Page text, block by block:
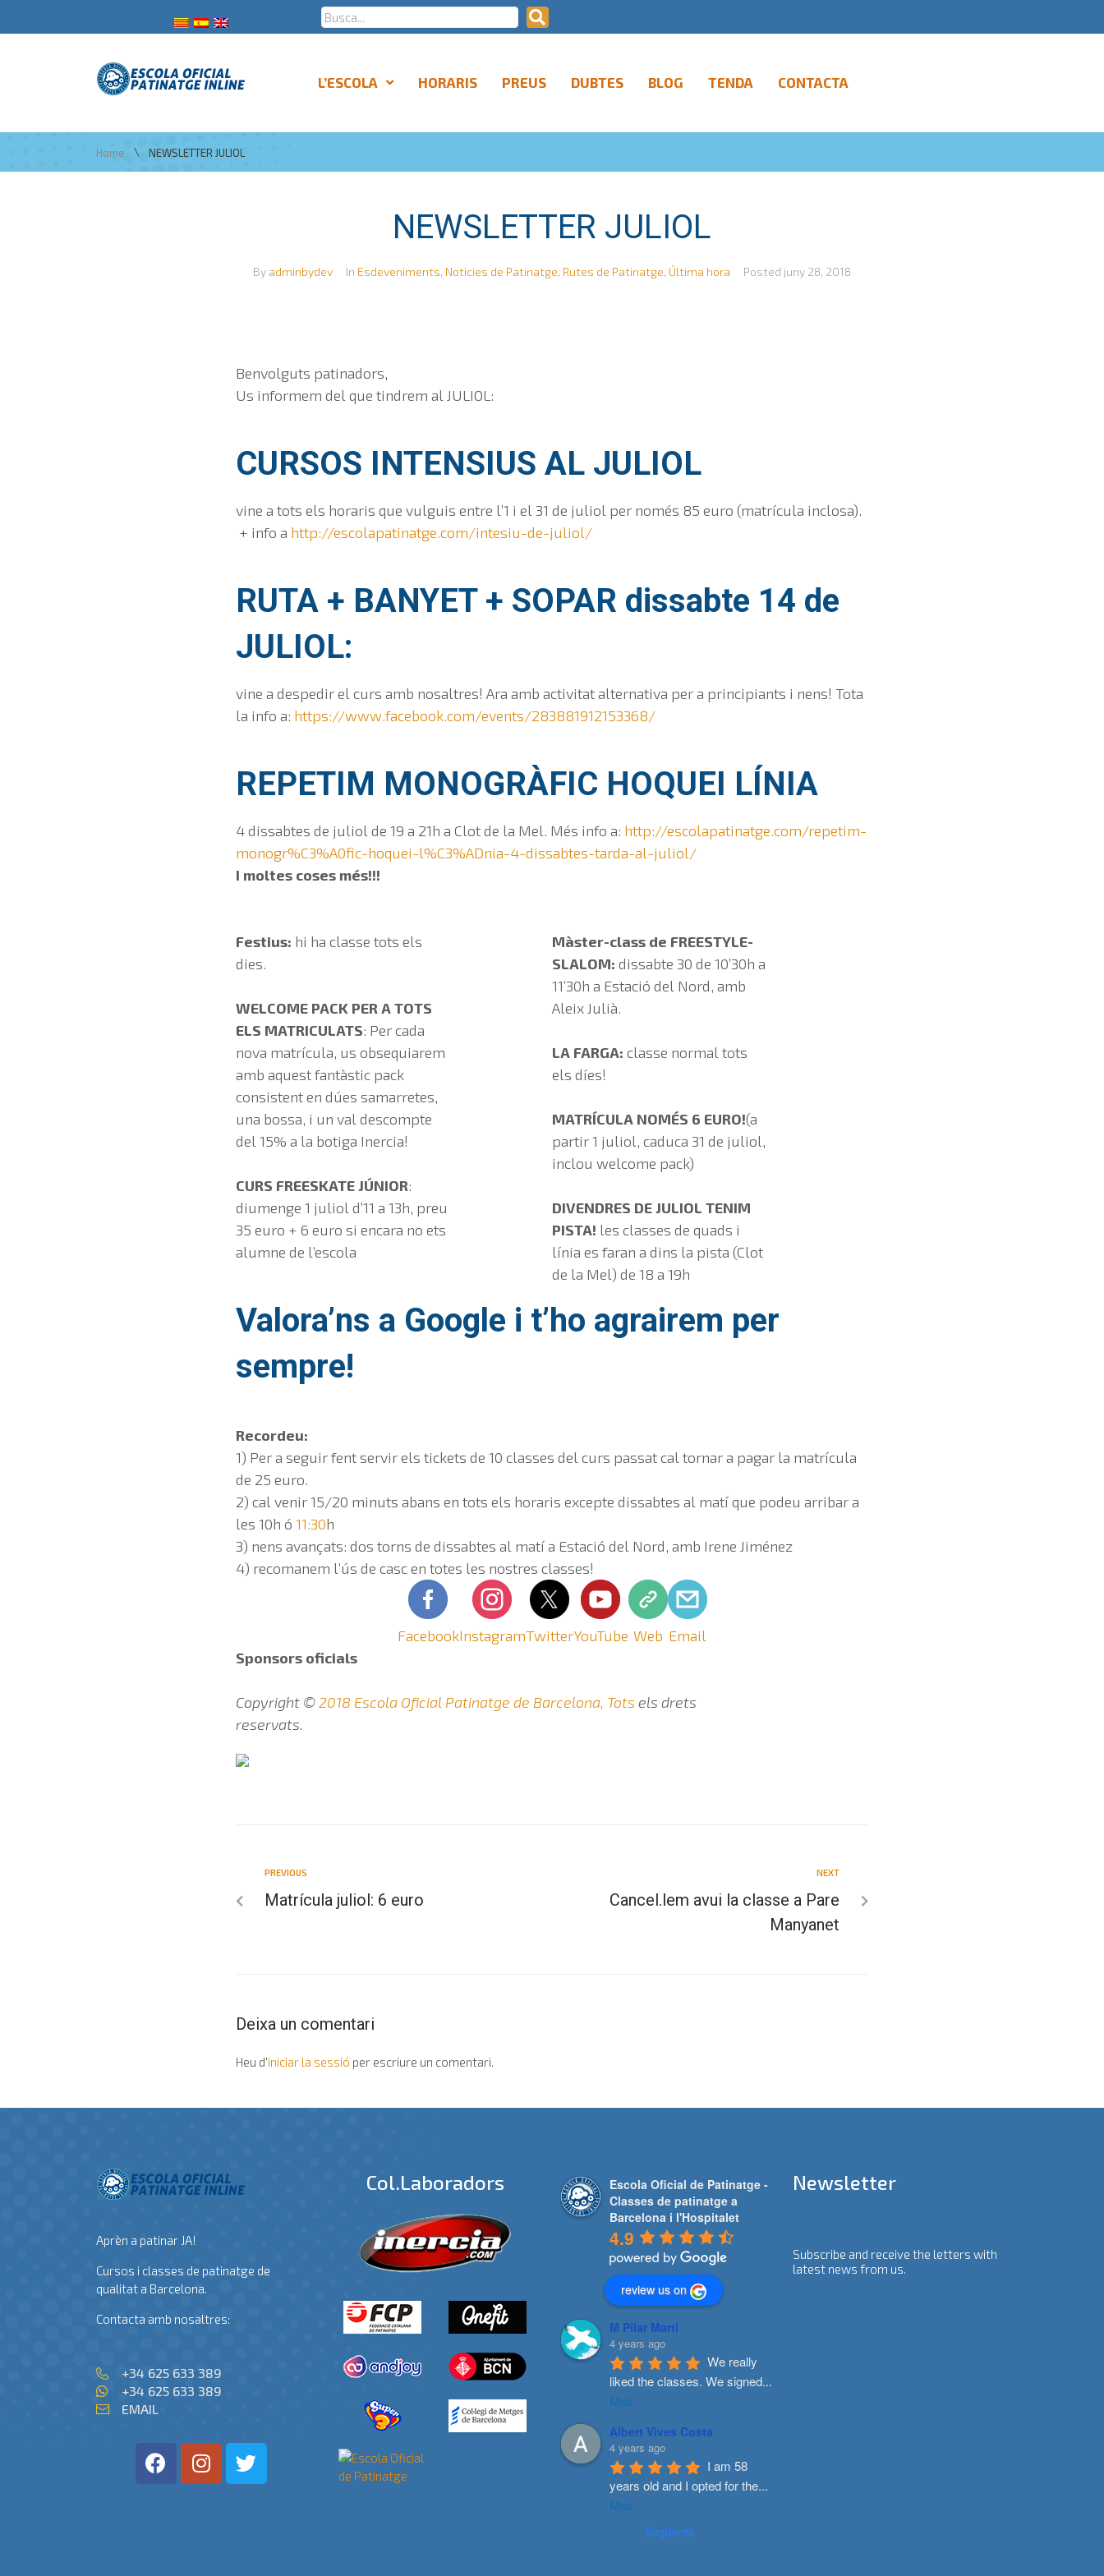
L’ESCOLA HORARIS PREUS DUBTES BLOG TENDA CONTACTA
Home \ NEWSLETTER JULIOL
NEWSLETTER JULIOL
By adminbydev In Esdeveniments, Noticies de Patinatge, Rutes de Patinatge, Última hora Posted juny 28, 2018
Benvolguts patinadors,
Us informem del que tindrem al JULIOL:
CURSOS INTENSIUS AL JULIOL
vine a tots els horaris que vulguis entre l’1 i el 31 de juliol per només 85 euro (matrícula inclosa).
+ info a http://escolapatinatge.com/intesiu-de-juliol/
RUTA + BANYET + SOPAR dissabte 14 de
JULIOL:
vine a despedir el curs amb nosaltres! Ara amb activitat alternativa per a principiants i nens! Tota
la info a: https://www.facebook.com/events/283881912153368/
REPETIM MONOGRÀFIC HOQUEI LÍNIA
4 dissabtes de juliol de 19 a 21h a Clot de la Mel. Més info a: http://escolapatinatge.com/repetim-
monogr%C3%A0fic-hoquei-l%C3%ADnia-4-dissabtes-tarda-al-juliol/
I moltes coses més!!!
Festius: hi ha classe tots els
dies.
WELCOME PACK PER A TOTS
ELS MATRICULATS: Per cada
nova matrícula, us obsequiarem
amb aquest fantàstic pack
consistent en dúes samarretes,
una bossa, i un val descompte
del 15% a la botiga Inercia!
CURS FREESKATE JÚNIOR:
diumenge 1 juliol d’11 a 13h, preu
35 euro + 6 euro si encara no ets
alumne de l’escola
Màster-class de FREESTYLE-
SLALOM: dissabte 30 de 10’30h a
11’30h a Estació del Nord, amb
Aleix Julià.
LA FARGA: classe normal tots
els díes!
MATRÍCULA NOMÉS 6 EURO!(a
partir 1 juliol, caduca 31 de juliol,
inclou welcome pack)
DIVENDRES DE JULIOL TENIM
PISTA! les classes de quads i
línia es faran a dins la pista (Clot
de la Mel) de 18 a 19h
Valora’ns a Google i t’ho agrairem per
sempre!
Recordeu:
1) Per a seguir fent servir els tickets de 10 classes del curs passat cal tornar a pagar la matrícula
de 25 euro.
2) cal venir 15/20 minuts abans en tots els horaris excepte dissabtes al matí que podeu arribar a
les 10h ó 11:30h
3) nens avançats: dos torns de dissabtes al matí a Estació del Nord, amb Irene Jiménez
4) recomanem l’ús de casc en totes les nostres classes!
FacebookInstagramTwitterYouTube Web Email
Sponsors oficials
Copyright ©2018 Escola Oficial Patinatge de Barcelona, Tots els drets
reservats.
PREVIOUS
Matrícula juliol: 6 euro
NEXT
Cancel.lem avui la classe a Pare
Manyanet
Deixa un comentari
Heu d'iniciar la sessió per escriure un comentari.
Aprèn a patinar JA!
Cursos i classes de patinatge de
qualitat a Barcelona.
Contacta amb nosaltres:
+34 625 633 389
+34 625 633 389
EMAIL
Col.laboradors
Escola Oficial de Patinatge -
Classes de patinatge a
Barcelona i l'Hospitalet
4.9
review us on
M Pilar Marti
4 years ago
We really
liked the classes. We signed...
Més
Albert Vives Costa
4 years ago
I am 58
years old and I opted for the...
Més
Següents
Newsletter
Subscribe and receive the letters with
latest news from us.